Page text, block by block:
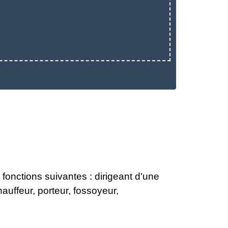
suivantes : dirigeant d'une
porteur, fossoyeur,